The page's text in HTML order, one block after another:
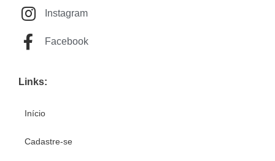
Instagram
Facebook
Links:
Início
Cadastre-se